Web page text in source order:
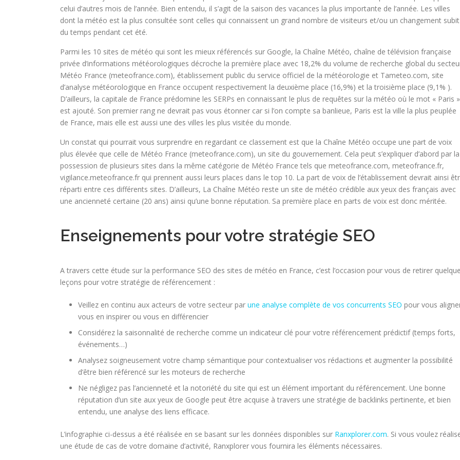
celui d’autres mois de l’année. Bien entendu, il s’agit de la saison des vacances la plus importante de l’année. Les villes
dont la météo est la plus consultée sont celles qui connaissent un grand nombre de visiteurs et/ou un changement subit
du temps pendant cet été.
Parmi les 10 sites de météo qui sont les mieux référencés sur Google, la Chaîne Météo, chaîne de télévision française
privée d’informations météorologiques décroche la première place avec 18,2% du volume de recherche global du
Météo France (meteofrance.com), établissement public du service officiel de la météorologie et Tameteo.com, site
d’analyse météorologique en France occupent respectivement la deuxième place (16,9%) et la troisième place (9,1% ).
D’ailleurs, la capitale de France prédomine les SERPs en connaissant le plus de requêtes sur la météo où le mot « Paris
est ajouté. Son premier rang ne devrait pas vous étonner car si l’on compte sa banlieue, Paris est la ville la plus peuplée
de France, mais elle est aussi une des villes les plus visitée du monde.
Un constat qui pourrait vous surprendre en regardant ce classement est que la Chaîne Météo occupe une part de voix
plus élevée que celle de Météo France (meteofrance.com), un site du gouvernement. Cela peut s’expliquer d’abord par la
possession de plusieurs sites dans la même catégorie de Météo France tels que meteofrance.com, meteofrance.fr,
vigilance.meteofrance.fr qui prennent aussi leurs places dans le top 10. La part de voix de l’établissement devrait ainsi
réparti entre ces différents sites. D’ailleurs, La Chaîne Météo reste un site de météo crédible aux yeux des français avec
une ancienneté certaine (20 ans) ainsi qu’une bonne réputation. Sa première place en parts de voix est donc méritée.
Enseignements pour votre stratégie SEO
A travers cette étude sur la performance SEO des sites de météo en France, c’est l’occasion pour vous de retirer
leçons pour votre stratégie de référencement :
Veillez en continu aux acteurs de votre secteur par une analyse complète de vos concurrents SEO pour vous
vous en inspirer ou vous en différencier
Considérez la saisonnalité de recherche comme un indicateur clé pour votre référencement prédictif (temps forts,
événements…)
Analysez soigneusement votre champ sémantique pour contextualiser vos rédactions et augmenter la possibilité
d’être bien référencé sur les moteurs de recherche
Ne négligez pas l’ancienneté et la notoriété du site qui est un élément important du référencement. Une bonne
réputation d’un site aux yeux de Google peut être acquise à travers une stratégie de backlinks pertinente, et bien
entendu, une analyse des liens efficace.
L’infographie ci-dessus a été réalisée en se basant sur les données disponibles sur Ranxplorer.com. Si vous voulez
une étude de cas de votre domaine d’activité, Ranxplorer vous fournira les éléments nécessaires.